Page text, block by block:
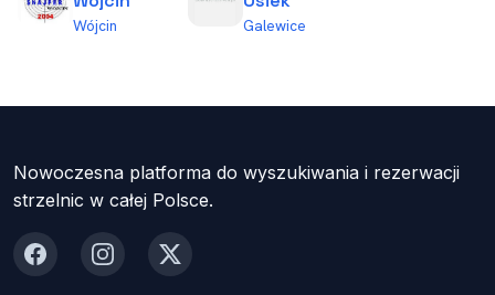
Wójcin Galewice
Nowoczesna platforma do wyszukiwania i rezerwacji
strzelnic w całej Polsce.
FacebookInstagram
X